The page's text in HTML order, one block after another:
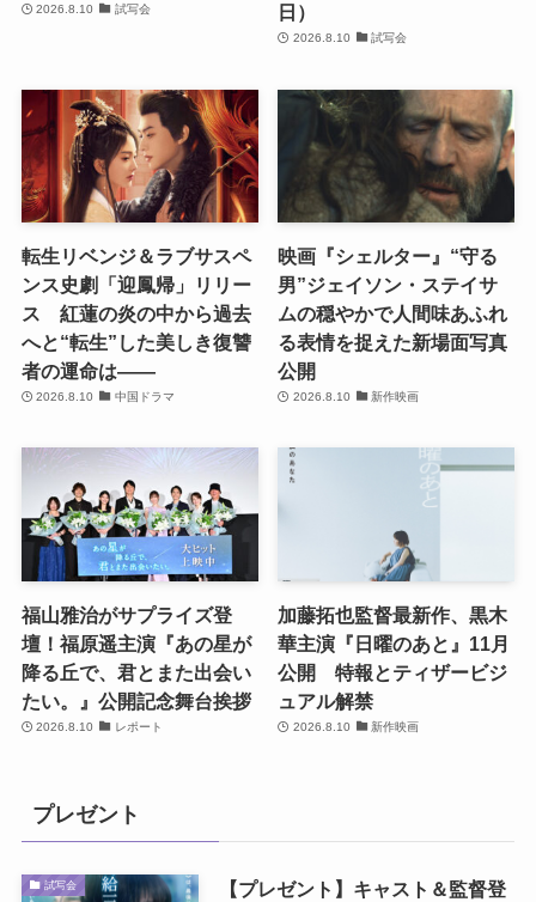
2026.8.10 試写会
日）
2026.8.10 試写会
転生リベンジ＆ラブサスペ
ンス史劇「迎鳳帰」リリー
ス 紅蓮の炎の中から過去
へと“転生”した美しき復讐
者の運命は――
2026.8.10 中国ドラマ
映画『シェルター』“守る
男”ジェイソン・ステイサ
ムの穏やかで人間味あふれ
る表情を捉えた新場面写真
公開
2026.8.10 新作映画
福山雅治がサプライズ登
壇！福原遥主演『あの星が
降る丘で、君とまた出会い
たい。』公開記念舞台挨拶
2026.8.10 レポート
加藤拓也監督最新作、黒木
華主演『日曜のあと』11月
公開 特報とティザービジ
ュアル解禁
2026.8.10 新作映画
プレゼント
試写会 【プレゼント】キャスト＆監督登